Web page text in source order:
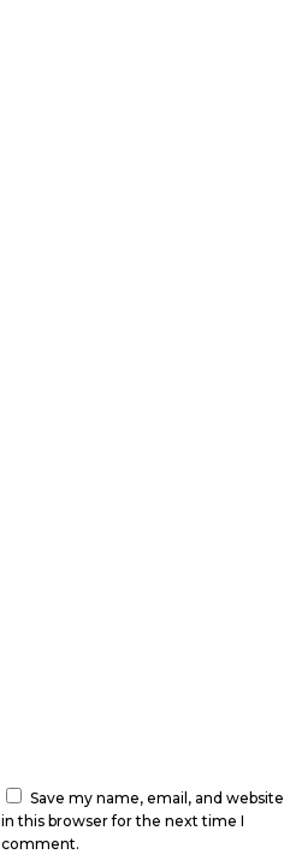
Save my name, email, and website
in this browser for the next time I
comment.